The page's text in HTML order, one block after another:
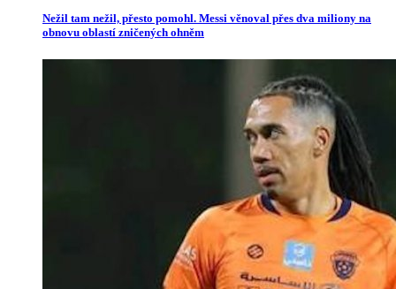
Nežil tam nežil, přesto pomohl. Messi věnoval přes dva miliony na
obnovu oblastí zničených ohněm